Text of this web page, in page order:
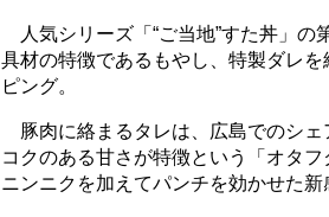
人気シリーズ「“ご当地”すた丼」の
具材の特徴であるもやし、特製ダレ
ピング。
豚肉に絡まるタレは、広島でのシェ
コクのある甘さが特徴という「オタ
ニンニクを加えてパンチを効かせた